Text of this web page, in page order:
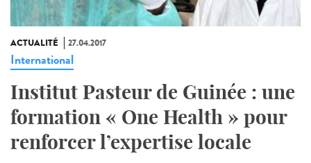
ACTUALITÉ 27.04.2017
International
Institut Pasteur de Guinée : une
formation « One Health » pour
renforcer l’expertise locale